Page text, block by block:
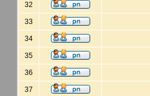
32
33
34
35
36
37